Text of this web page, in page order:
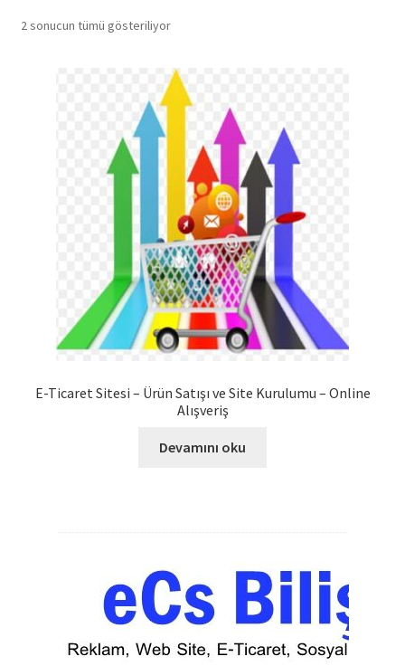
Şartlar ve Koşullar
2 sonucun tümü gösteriliyor
E-Ticaret Sitesi – Ürün Satışı ve Site Kurulumu – Online
Alışveriş
Devamını oku